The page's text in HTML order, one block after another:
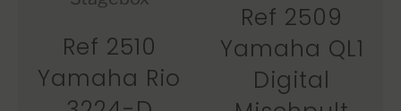
Ref 2510
Yamaha Rio
Ref 2509
Yamaha QL1
Digital